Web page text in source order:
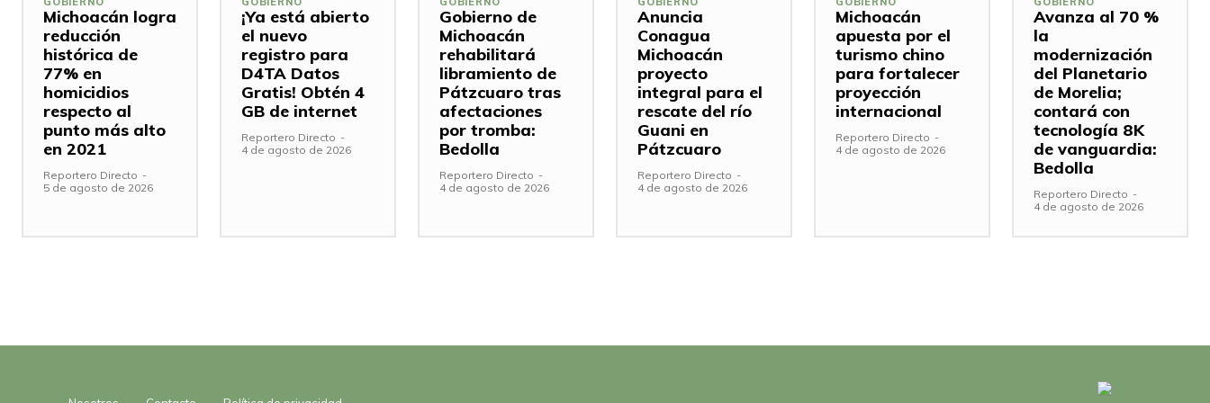
Michoacán logra
reducción
histórica de
77% en
homicidios
respecto al
punto más alto
en 2021
Reportero Directo -
5 de agosto de 2026
¡Ya está abierto
el nuevo
registro para
D4TA Datos
Gratis! Obtén 4
GB de internet
Reportero Directo -
4 de agosto de 2026
Gobierno de
Michoacán
rehabilitará
libramiento de
Pátzcuaro tras
afectaciones
por tromba:
Bedolla
Reportero Directo -
4 de agosto de 2026
Anuncia
Conagua
Michoacán
proyecto
integral para el
rescate del río
Guani en
Pátzcuaro
Reportero Directo -
4 de agosto de 2026
Michoacán
apuesta por el
turismo chino
para fortalecer
proyección
internacional
Reportero Directo -
4 de agosto de 2026
Avanza al 70 %
la
modernización
del Planetario
de Morelia;
contará con
tecnología 8K
de vanguardia:
Bedolla
Reportero Directo -
4 de agosto de 2026